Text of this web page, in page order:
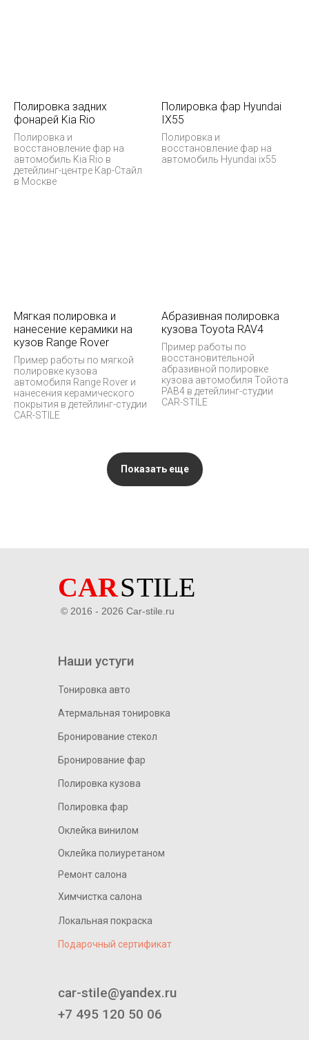
Полировка задних
фонарей Kia Rio
Полировка и
восстановление фар на
автомобиль Kia Rio в
детейлинг-центре Кар-Стайл
в Москве
Полировка фар Hyundai
IX55
Полировка и
восстановление фар на
автомобиль Hyundai ix55
Мягкая полировка и
нанесение керамики на
кузов Range Rover
Пример работы по мягкой
полировке кузова
автомобиля Range Rover и
нанесения керамического
покрытия в детейлинг-студии
CAR-STILE
Абразивная полировка
кузова Toyota RAV4
Пример работы по
восстановительной
абразивной полировке
кузова автомобиля Тойота
РАВ4 в детейлинг-студии
CAR-STILE
Показать еще
car-stile@yandex.ru
Наши устуги
+7 495 120 50 06
Тонировка авто
Атермальная тонировка
Бронирование стекол
Бронирование фар
Локальная покраска
Подарочный сертификат
Оклейка винилом
Оклейка полиуретаном
Химчистка салона
Полировка кузова
Полировка фар
Ремонт салона
© 2016 - 2026 Car-stile.ru